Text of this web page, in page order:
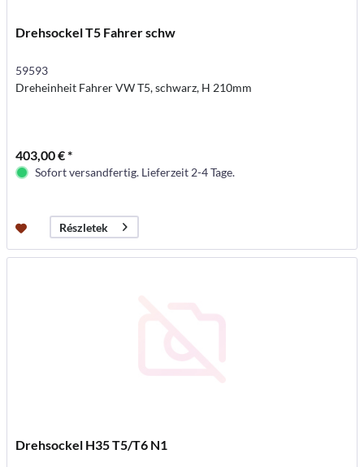
Drehsockel T5 Fahrer schw
59593
Dreheinheit Fahrer VW T5, schwarz, H 210mm
403,00 € *
Sofort versandfertig. Lieferzeit 2-4 Tage.
Részletek
Drehsockel H35 T5/T6 N1